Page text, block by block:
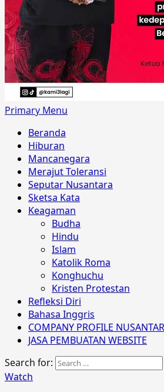
Primary Menu
Beranda
Hiburan
Mancanegara
Merajut Toleransi
Seputar Nusantara
Sketsa Kata
Keagaman
Budha
Hindu
Islam
Katolik Roma
Konghuchu
Kristen Protestan
Refleksi Diri
Bahasa Inggris
COMPANY PROFILE
JASA PEMBUATAN WEBSITE
Search for:
Watch